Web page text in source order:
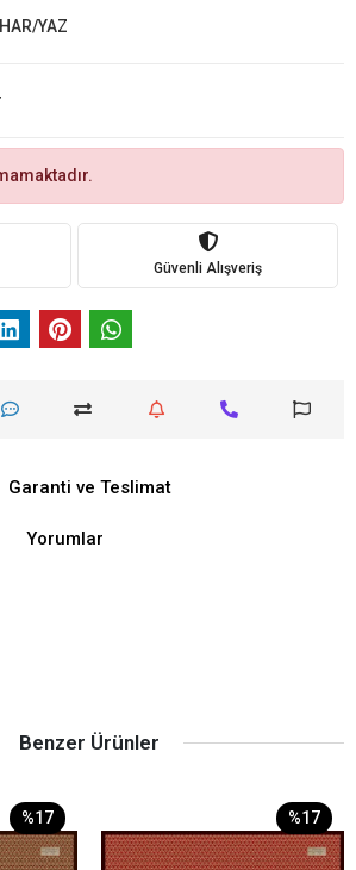
YAZ
Güvenli Alışveriş
Garanti ve Teslimat
Yorumlar
Benzer Ürünler
%17 %17